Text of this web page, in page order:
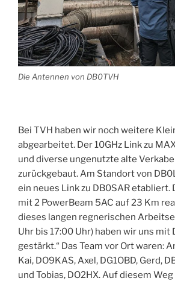
Die Antennen von DB0TVH
Bei TVH haben wir noch weitere
abgearbeitet. Der 10GHz Link zu
und diverse ungenutzte alte
zurückgebaut. Am Standort von
ein neues Link zu DB0SAR etabliert.
mit 2 PowerBeam 5AC auf 23 Km
dieses langen regnerischen
Uhr bis 17:00 Uhr) haben wir uns mit
gestärkt.“ Das Team vor Ort waren:
Kai, DO9KAS, Axel, DG1OBD, Gerd,
und Tobias, DO2HX. Auf diesem